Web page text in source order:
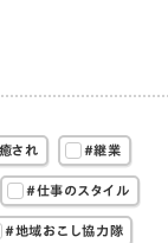
され #継業
#仕事のスタイル
#地域おこし協力隊